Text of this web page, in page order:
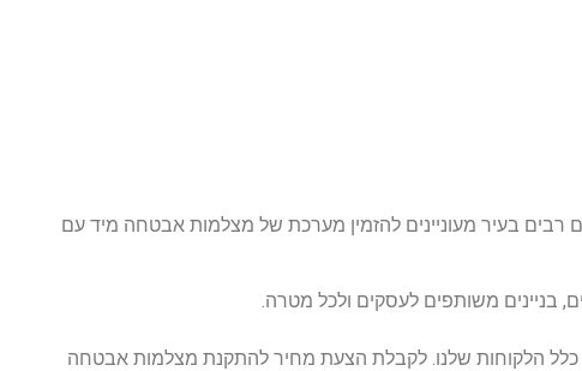
בעיר מעוניינים להזמין מערכת של מצלמות אבטחה מיד עם
כלל הלקוחות שלנו. לקבלת הצעת מחיר להתקנת מצלמות אבטחה